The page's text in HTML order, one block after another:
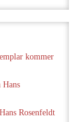
kommer
Hans
Rosenfeldt